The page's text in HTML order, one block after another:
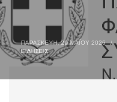
ΠΑΡΑΣΚΕΥΉ, 29 ΜΑΪ́ΟΥ 2026 /
ΕΙΔΉΣΕΙΣ